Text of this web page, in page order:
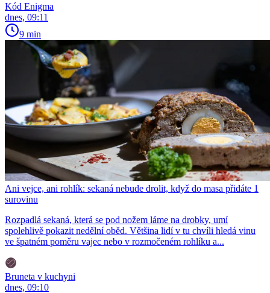
Kód Enigma
dnes, 09:11
9 min
Ani vejce, ani rohlík: sekaná nebude drolit, když do masa přidáte 1
surovinu
Rozpadlá sekaná, která se pod nožem láme na drobky, umí
spolehlivě pokazit nedělní oběd. Většina lidí v tu chvíli hledá vinu
ve špatném poměru vajec nebo v rozmočeném rohlíku a...
Bruneta v kuchyni
dnes, 09:10